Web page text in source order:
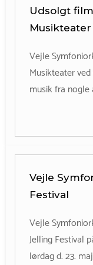
Udsolgt
Musikteater
Vejle
Musikteater
musik fra
Vejle
Festival
Vejle
Jelling Festival
lørdag d. 23.